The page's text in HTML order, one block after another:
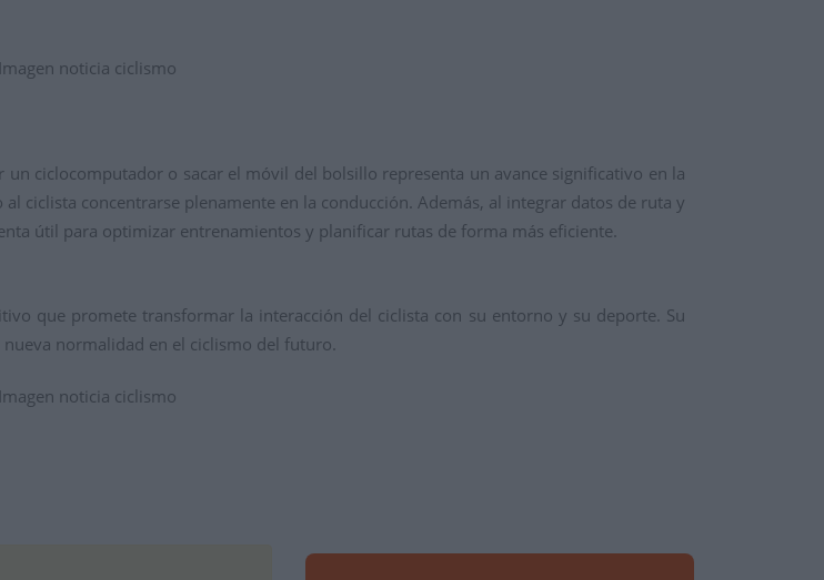
ciclocomputador o sacar el móvil del bolsillo representa un avance significativo en la
ciclista concentrarse plenamente en la conducción. Además, al integrar datos de ruta y
útil para optimizar entrenamientos y planificar rutas de forma más eficiente.
que promete transformar la interacción del ciclista con su entorno y su deporte. Su
normalidad en el ciclismo del futuro.